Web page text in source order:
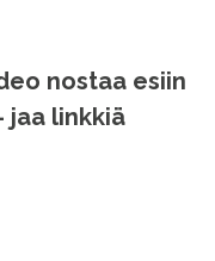
nostaa esiin
jaa linkkiä